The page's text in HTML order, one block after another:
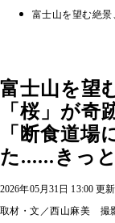
富士山を望む絶
富士山を望
「桜」が
「断食道場
た......きっ
2026年05月31日 13:00 更新
取材・文／西山麻美 撮